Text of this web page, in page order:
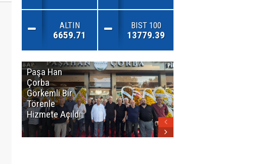
ALTIN
6659.71
BIST 100
13779.39
Paşa Han
Çorba
Görkemli Bir
Törenle
Hizmete Açıldı